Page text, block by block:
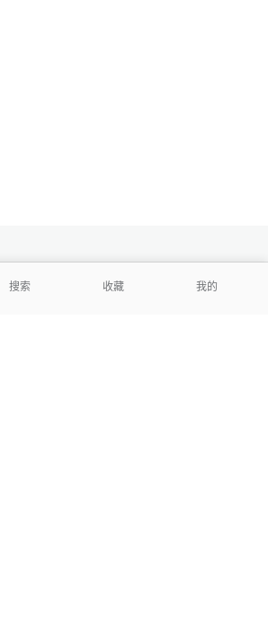
搜索 收藏 我的
做成批量处理的产品